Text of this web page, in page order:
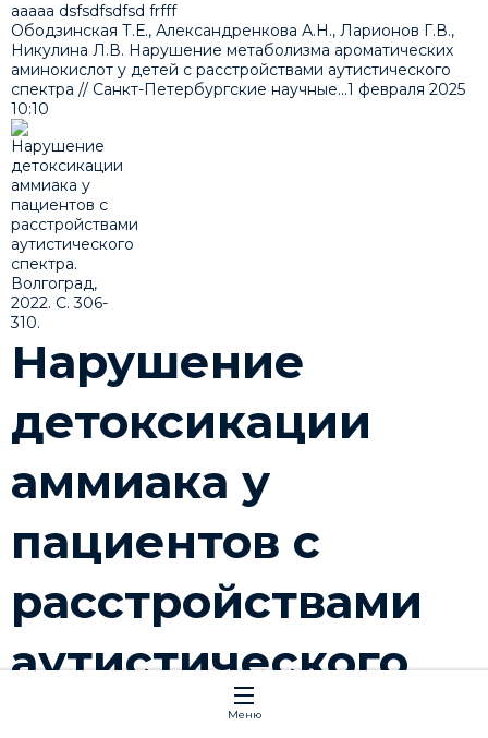
ааааа dsfsdfsdfsd frfff
Ободзинская Т.Е., Александренкова А.Н., Ларионов Г.В.,
Никулина Л.В. Нарушение метаболизма ароматических
аминокислот у детей с расстройствами аутистического
спектра // Санкт-Петербургские научные...1 февраля 2025
10:10
Нарушение
детоксикации
аммиака у
пациентов с
расстройствами
аутистического
Меню